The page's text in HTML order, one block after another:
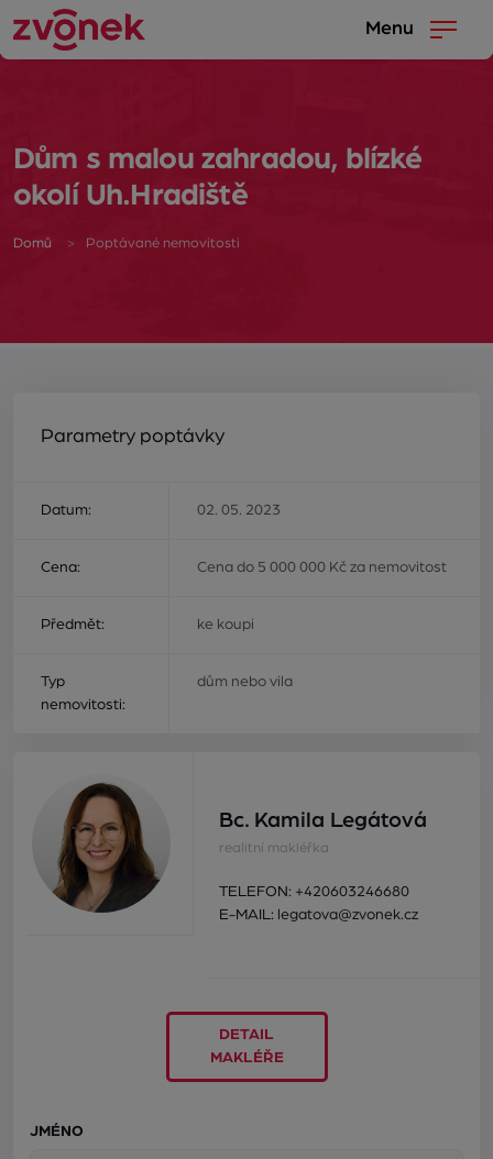
Menu
Dům s malou zahradou, blízké
okolí Uh.Hradiště
Domů Poptávané nemovitosti
Parametry poptávky
Datum: 02. 05. 2023
Cena: Cena do 5 000 000 Kč za nemovitost
Předmět: ke koupi
Typ
nemovitosti:
dům nebo vila
Bc. Kamila Legátová
realitní makléřka
TELEFON: +420603246680
E-MAIL: legatova@zvonek.cz
DETAIL
MAKLÉŘE
JMÉNO